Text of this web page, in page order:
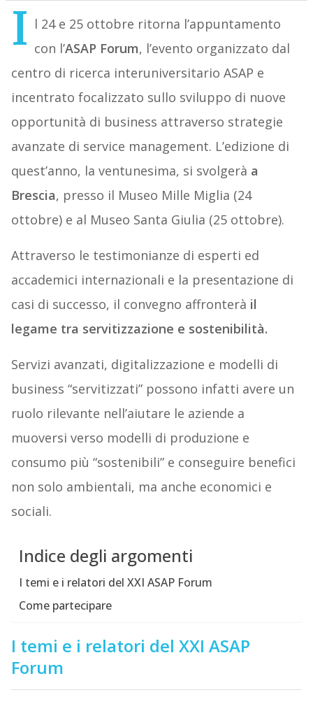
I l 24 e 25 ottobre ritorna l’appuntamento
con l’ASAP Forum, l’evento organizzato dal
centro di ricerca interuniversitario ASAP e
incentrato focalizzato sullo sviluppo di nuove
opportunità di business attraverso strategie
avanzate di service management. L’edizione di
quest’anno, la ventunesima, si svolgerà a
Brescia, presso il Museo Mille Miglia (24
ottobre) e al Museo Santa Giulia (25 ottobre).
Attraverso le testimonianze di esperti ed
accademici internazionali e la presentazione di
casi di successo, il convegno affronterà il
legame tra servitizzazione e sostenibilità.
Servizi avanzati, digitalizzazione e modelli di
business “servitizzati” possono infatti avere un
ruolo rilevante nell’aiutare le aziende a
muoversi verso modelli di produzione e
consumo più “sostenibili” e conseguire benefici
non solo ambientali, ma anche economici e
sociali.
Indice degli argomenti
I temi e i relatori del XXI ASAP Forum
Come partecipare
I temi e i relatori del XXI ASAP
Forum